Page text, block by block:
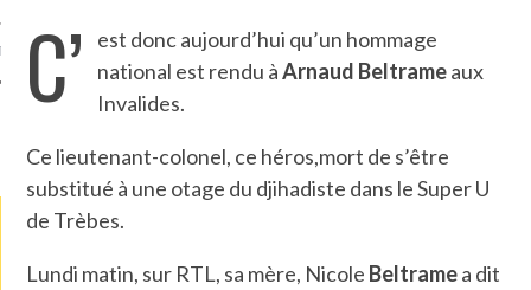
LA PHOTO
C’
est donc aujourd’hui qu’un hommage
national est rendu àArnaud Beltrameaux
Invalides.
Ce lieutenant-colonel, ce héros,mort de s’être
substitué à une otage du djihadiste dans le Super U
de Trèbes.
Lundi matin, sur RTL, sa mère, Nicole Beltramea dit